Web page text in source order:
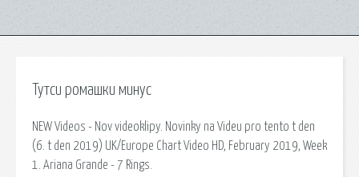
Тутси ромашки минус
NEW Videos - Nov videoklipy. Novinky na Videu pro tento t den
(6. t den 2019) UK/Europe Chart Video HD, February 2019, Week
1. Ariana Grande - 7 Rings.